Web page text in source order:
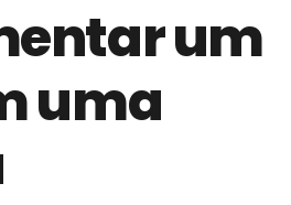
das organizações
industrial ganha espaço como
dimensionais dos produtos de
com fibra de vidro
competitiva não está no
a régua do comprador B2B e a venda
um
uma